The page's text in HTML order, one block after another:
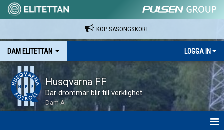
KÖP SÄSONGSKORT
DAM ELITETTAN LOGGA IN
Husqvarna FF
Där drömmar blir till verklighet
Dam A